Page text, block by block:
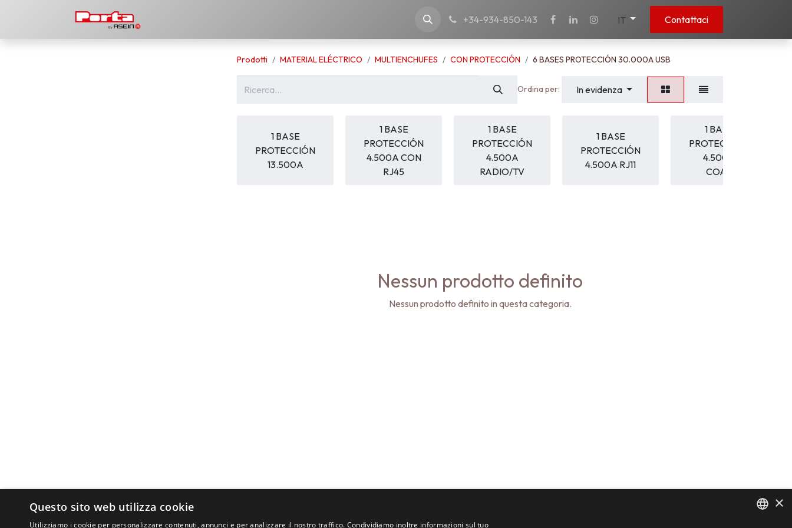
+34-934-850-143 IT Contattaci
Prodotti MATERIAL ELÉCTRICO MULTIENCHUFES CON PROTECCIÓN 6 BASES PROTECCIÓN 30.000A USB
Ordina per: In evidenza
1 BASE
PROTECCIÓN
13.500A
1 BASE
PROTECCIÓN
4.500A CON
RJ45
1 BASE
PROTECCIÓN
4.500A
RADIO/TV
1 BASE
PROTECCIÓN
4.500A RJ11
1 BASE
PROTECCIÓN
4.500A
COAX
Nessun prodotto definito
Nessun prodotto definito in questa categoria.
×
Questo sito web utilizza cookie
Utilizziamo i cookie per personalizzare contenuti, annunci e per analizzare il nostro traffico. Condividiamo inoltre informazioni sul tuo